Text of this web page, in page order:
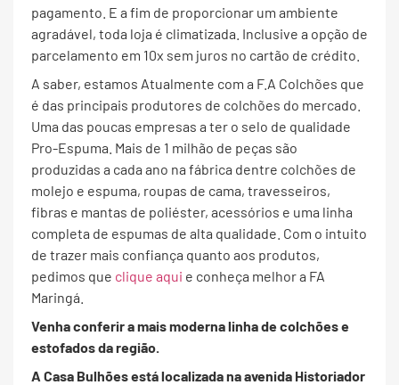
pagamento. E a fim de proporcionar um ambiente
agradável, toda loja é climatizada. Inclusive a opção de
parcelamento em 10x sem juros no cartão de crédito.
A saber, estamos Atualmente com a F.A Colchões que
é das principais produtores de colchões do mercado.
Uma das poucas empresas a ter o selo de qualidade
Pro-Espuma. Mais de 1 milhão de peças são
produzidas a cada ano na fábrica dentre colchões de
molejo e espuma, roupas de cama, travesseiros,
fibras e mantas de poliéster, acessórios e uma linha
completa de espumas de alta qualidade. Com o intuito
de trazer mais confiança quanto aos produtos,
pedimos que clique aqui e conheça melhor a FA
Maringá.
Venha conferir a mais moderna linha de colchões e
estofados da região.
A Casa Bulhões está localizada na avenida Historiador